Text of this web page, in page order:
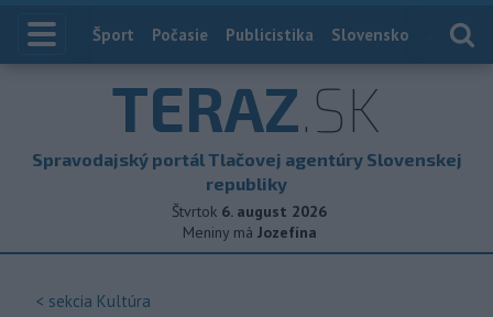
Index
Šport Počasie Publicistika Slovensko
TERAZ.SK
Spravodajský portál Tlačovej agentúry Slovenskej
republiky
Štvrtok 6. august 2026
Meniny má Jozefína
< sekcia Kultúra